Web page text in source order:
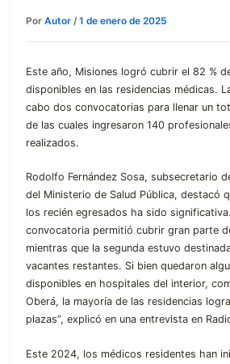
Por Autor /1 de enero de 2025
Este año, Misiones logró cubrir el 82 %
disponibles en las residencias médicas.
cabo dos convocatorias para llenar un
de las cuales ingresaron 140
realizados.
Rodolfo Fernández Sosa, subsecretario
del Ministerio de Salud Pública, destacó
los recién egresados ha sido
convocatoria permitió cubrir gran parte
mientras que la segunda estuvo
vacantes restantes. Si bien quedaron
disponibles en hospitales del interior,
Oberá, la mayoría de las residencias
plazas”, explicó en una entrevista en
Este 2024, los médicos residentes han